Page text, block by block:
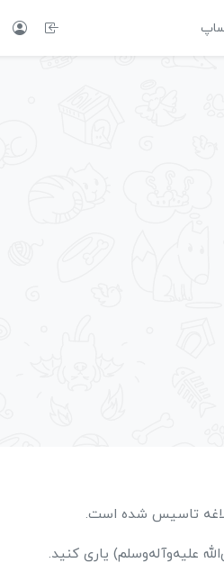
تاسیس شده است.
علیه‌وآله‌‌وسلم) یاری کنید.